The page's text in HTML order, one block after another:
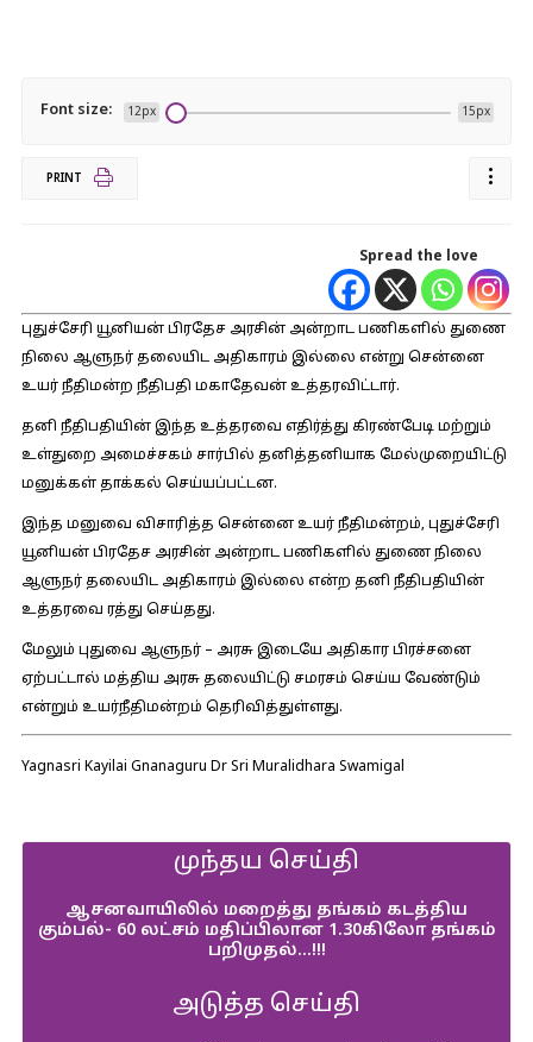
Font size: 12px 15px
PRINT
Spread the love
புதுச்சேரி யூனியன் பிரதேச அரசின் அன்றாட பணிகளில் துணை
நிலை ஆளுநர் தலையிட அதிகாரம் இல்லை என்று சென்னை
உயர் நீதிமன்ற நீதிபதி மகாதேவன் உத்தரவிட்டார்.
தனி நீதிபதியின் இந்த உத்தரவை எதிர்த்து கிரண்பேடி மற்றும்
உள்துறை அமைச்சகம் சார்பில் தனித்தனியாக மேல்முறையிட்டு
மனுக்கள் தாக்கல் செய்யப்பட்டன.
இந்த மனுவை விசாரித்த சென்னை உயர் நீதிமன்றம், புதுச்சேரி
யூனியன் பிரதேச அரசின் அன்றாட பணிகளில் துணை நிலை
ஆளுநர் தலையிட அதிகாரம் இல்லை என்ற தனி நீதிபதியின்
உத்தரவை ரத்து செய்தது.
மேலும் புதுவை ஆளுநர் – அரசு இடையே அதிகார பிரச்சனை
ஏற்பட்டால் மத்திய அரசு தலையிட்டு சமரசம் செய்ய வேண்டும்
என்றும் உயர்நீதிமன்றம் தெரிவித்துள்ளது.
Yagnasri Kayilai Gnanaguru Dr Sri Muralidhara Swamigal
முந்தய செய்தி
ஆசனவாயிலில் மறைத்து தங்கம் கடத்திய
கும்பல்- 60 லட்சம் மதிப்பிலான 1.30கிலோ தங்கம்
பறிமுதல்…!!!
அடுத்த செய்தி